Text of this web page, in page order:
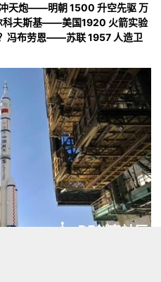
冲天炮——明朝 1500 升空先驱 万
科夫斯基——美国1920 火箭实验
冯布劳恩——苏联 1957 人造卫